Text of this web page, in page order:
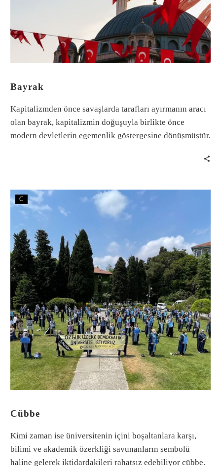
Bayrak
Kapitalizmden önce savaşlarda tarafları ayırmanın aracı
olan bayrak, kapitalizmin doğuşuyla birlikte önce
modern devletlerin egemenlik göstergesine dönüşmüştür.
C
Cübbe
Kimi zaman ise üniversitenin içini boşaltanlara karşı,
bilimi ve akademik özerkliği savunanların sembolü
haline gelerek iktidardakileri rahatsız edebiliyor cübbe.